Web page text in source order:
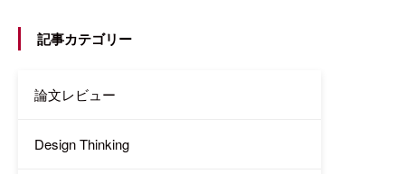
記事カテゴリー
論文レビュー
Design Thinking